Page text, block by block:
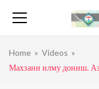
Home » Videos »
Махзани илму дониш.